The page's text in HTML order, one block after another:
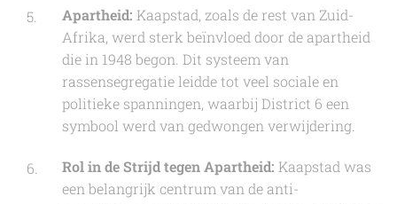
Apartheid: Kaapstad, zoals de rest van Zuid-
Afrika, werd sterk beïnvloed door de apartheid
die in 1948 begon. Dit systeem van
rassensegregatie leidde tot veel sociale en
politieke spanningen, waarbij District 6 een
symbool werd van gedwongen verwijdering.
Rol in de Strijd tegen Apartheid: Kaapstad was
een belangrijk centrum van de anti-